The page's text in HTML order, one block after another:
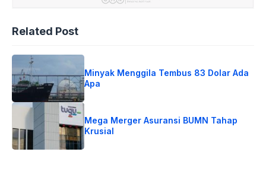
Related Post
Minyak Menggila Tembus 83 Dolar Ada
Apa
Mega Merger Asuransi BUMN Tahap
Krusial